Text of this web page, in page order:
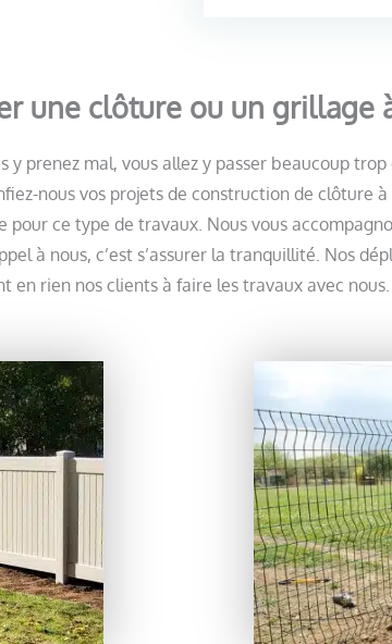
une clôture ou un grillage
prenez mal, vous allez y passer beaucoup
nous vos projets de construction de clôture
ce type de travaux. Nous vous
à nous, c’est s’assurer la tranquillité. Nos
en rien nos clients à faire les travaux avec nous.